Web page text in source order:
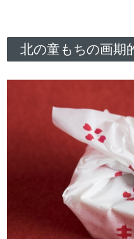
北の童もちの画期